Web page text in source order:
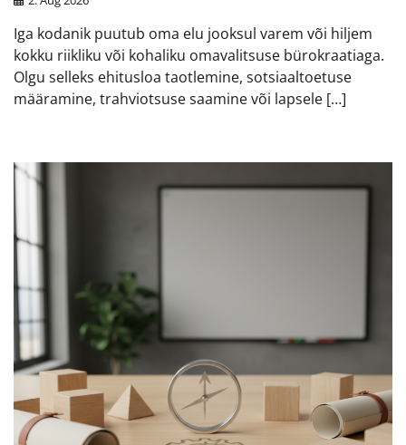
Iga kodanik puutub oma elu jooksul varem või hiljem
kokku riikliku või kohaliku omavalitsuse bürokraatiaga.
Olgu selleks ehitusloa taotlemine, sotsiaaltoetuse
määramine, trahviotsuse saamine või lapsele […]